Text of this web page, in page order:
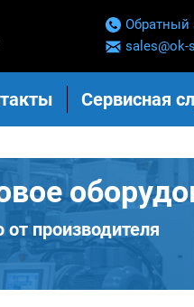
Обратный
sales@ok-
Сервисная
производителя